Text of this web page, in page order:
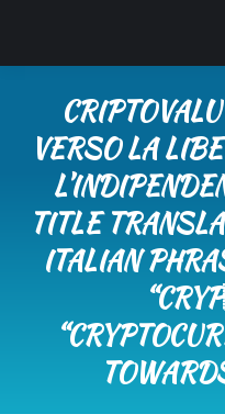
VERSO LA
TITLE
ITALIAN